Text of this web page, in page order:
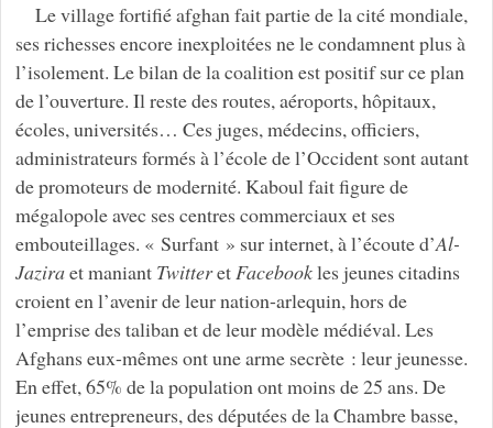
Le village fortifié afghan fait partie de la cité mondiale,
ses richesses encore inexploitées ne le condamnent plus à
l’isolement. Le bilan de la coalition est positif sur ce plan
de l’ouverture. Il reste des routes, aéroports, hôpitaux,
écoles, universités… Ces juges, médecins, officiers,
administrateurs formés à l’école de l’Occident sont autant
de promoteurs de modernité. Kaboul fait figure de
mégalopole avec ses centres commerciaux et ses
embouteillages. « Surfant » sur internet, à l’écoute d’Al-
Jaziraet maniant TwitteretFacebookles jeunes citadins
croient en l’avenir de leur nation-arlequin, hors de
l’emprise des taliban et de leur modèle médiéval. Les
Afghans eux-mêmes ont une arme secrète : leur jeunesse.
En effet, 65% de la population ont moins de 25 ans. De
jeunes entrepreneurs, des députées de la Chambre basse,